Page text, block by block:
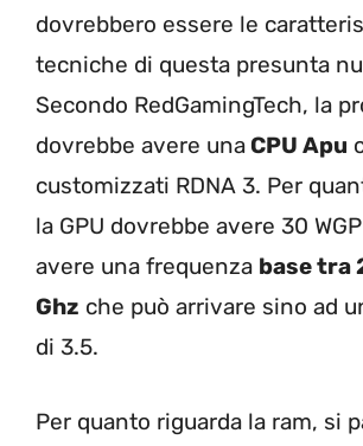
dovrebbero essere le
tecniche di questa presunta
Secondo RedGamingTech, la
dovrebbe avere unaCPU Apu
customizzati RDNA 3. Per
la GPU dovrebbe avere 30
avere una frequenza base tra
Ghz che può arrivare sino ad
di 3.5.
Per quanto riguarda la ram, si